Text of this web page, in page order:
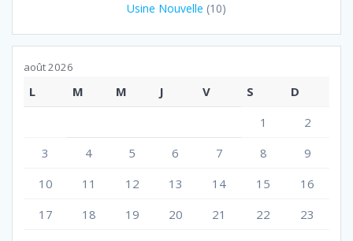
Usine Nouvelle (10)
août 2026
L M M J V S
D
1
2
3
4 5 6 7 8
9
10
11 12 13 14 15
16
17
18 19 20 21 22
23